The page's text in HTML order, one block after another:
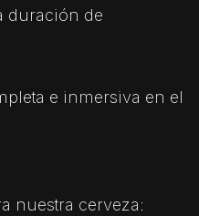
duración de
e inmersiva en el
nuestra cerveza: